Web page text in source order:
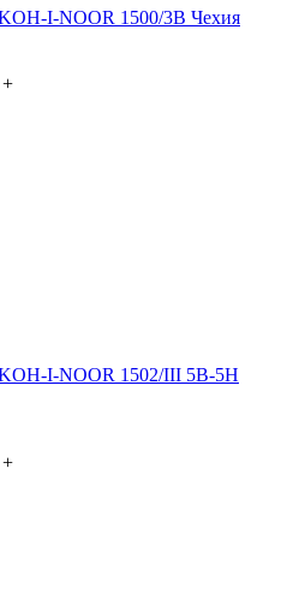
I-NOOR 1500/3B Чехия
+
I-NOOR 1502/III 5B-5H
+